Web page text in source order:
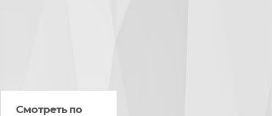
Смотреть по